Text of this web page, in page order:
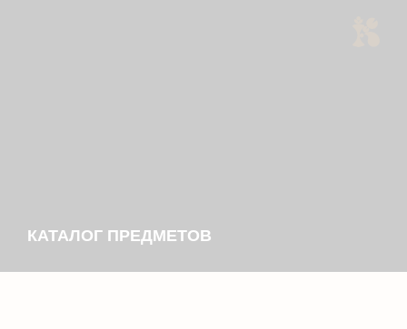
КАТАЛОГ ПРЕДМЕТОВ